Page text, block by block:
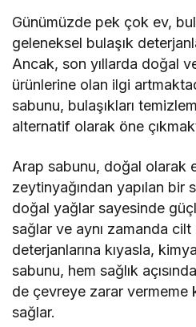
Günümüzde pek çok ev,
geleneksel bulaşık
Ancak, son yıllarda doğal
ürünlerine olan ilgi
sabunu, bulaşıkları
alternatif olarak öne
Arap sabunu, doğal olarak
zeytinyağından yapılan bir
doğal yağlar sayesinde
sağlar ve aynı zamanda cilt
deterjanlarına kıyasla,
sabunu, hem sağlık
de çevreye zarar vermeme
sağlar.